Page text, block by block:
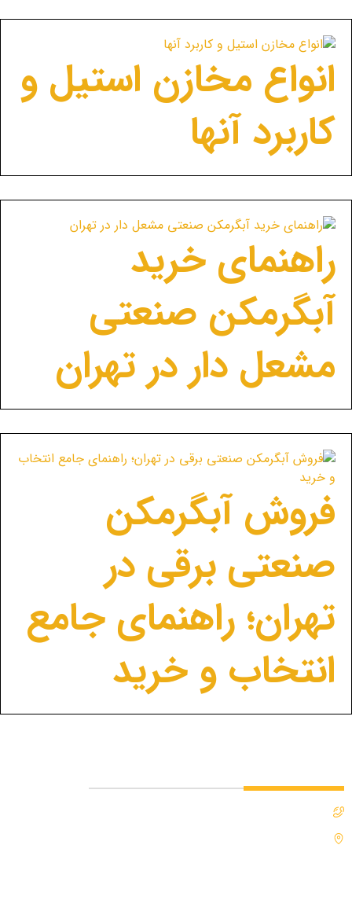
انواع مخازن استیل و
کاربرد آنها
راهنمای خرید
آبگرمکن صنعتی
مشعل دار در تهران
فروش آبگرمکن
صنعتی برقی در
تهران؛ راهنمای جامع
انتخاب و خرید